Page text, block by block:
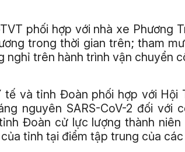
phối hợp với nhà xe
trong thời gian trên; tham
nghỉ trên hành trình vận chuyển
tế và tỉnh Đoàn phối hợp với
nguyên SARS-CoV-2 đối
Đoàn cử lực lượng thành
tỉnh tại điểm tập trung của